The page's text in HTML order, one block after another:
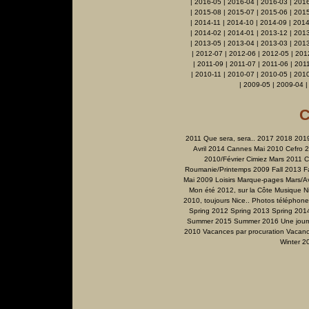
2016-05 2016-04 2016-03
| 2015-08 | 2015-07 | 2015-06 |
| 2014-11 | 2014-10 | 2014-09 |
| 2014-02 | 2014-01 | 2013-12 |
| 2013-05 | 2013-04 | 2013-03 |
| 2012-07 | 2012-06 | 2012-05 |
| 2011-09 | 2011-07 | 2011-06 |
| 2010-11 | 2010-07 | 2010-05 |
| 2009-05 | 2009-04 |
2011 Que sera, sera.. 2017 2018
Avril 2014 Cannes Mai 2010 Cefro
2010/Février Cimiez Mars 2011
Roumanie/Printemps 2009 Fall 2013
Mai 2009 Loisirs Marque-pages Mars/
Mon été 2012, sur la Côte Musique
2010, toujours Nice..
Photos téléphone
Spring 2012 Spring 2013 Spring
Summer 2015 Summer 2016 Une
2010 Vacances par procuration
Winter